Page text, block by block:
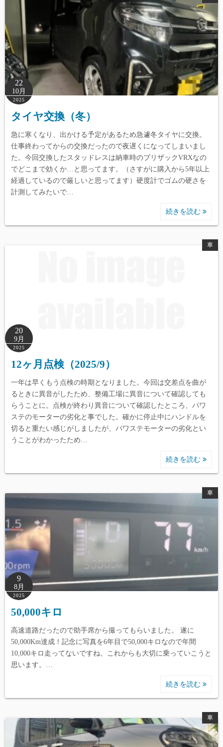
22
10月
2025
タイヤ交換（冬）
急に寒くなり、出かける予定があるため急遽冬タイヤに交換。
仕事終わってからの交換だったので夜遅くになってしまいまし
た。今回交換したスタッドレスは納車時のブリザックVRXなの
でどこまで効くか…と思ってます。（さすがに購入から5年以上
経過しているので厳しいと思ってます）硬度計でゴムの硬さを
計測してみたいで…
続きを読む
車
20
9月
2025
12ヶ月点検（2025/9）
一年は早くもう点検の時期となりました。今回は交差点を曲が
るときに異音がしたため、整備工場に異音について確認しても
らうことに。点検が終わり異音について確認したところ、パワ
ステのモーターの劣化と事でした。確かに停止中にハンドルを
切ると重たい感じがしましたが、パワステモーターの劣化とい
うことがわかったため…
続きを読む
車
9
8月
2025
50,000キロ
高速道路だったので助手席から撮ってもらいました。 遂に
50,000Km達成！記念に写真を6年目で50,000キロなので年間
10,000キロ走ってないですね。これからも大切に乗っていこうと
思います。…
続きを読む
車